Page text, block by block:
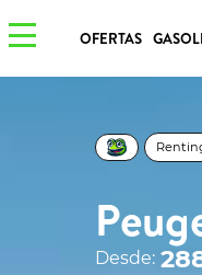
OFERTAS
Desde: